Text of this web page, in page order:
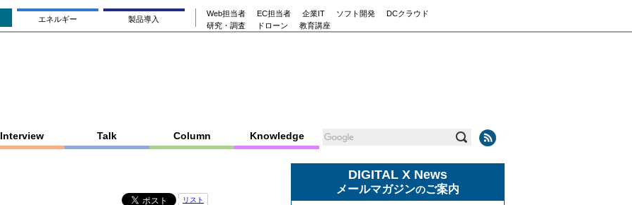
エネルギー 製品導入
Web担当者 EC担当者 企業IT ソフト開発
DCクラウド
研究・調査
ドローン 教育講座
Interview Talk Column Knowledge
リスト
DIGITAL X News
メールマガジンのご案内